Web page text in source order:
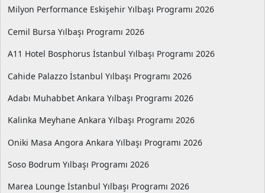
Milyon Performance Eskişehir Yılbaşı Programı 2026
Cemil Bursa Yılbaşı Programı 2026
A11 Hotel Bosphorus İstanbul Yılbaşı Programı 2026
Cahide Palazzo İstanbul Yılbaşı Programı 2026
Adabı Muhabbet Ankara Yılbaşı Programı 2026
Kalinka Meyhane Ankara Yılbaşı Programı 2026
Oniki Masa Angora Ankara Yılbaşı Programı 2026
Soso Bodrum Yılbaşı Programı 2026
Marea Lounge İstanbul Yılbaşı Programı 2026